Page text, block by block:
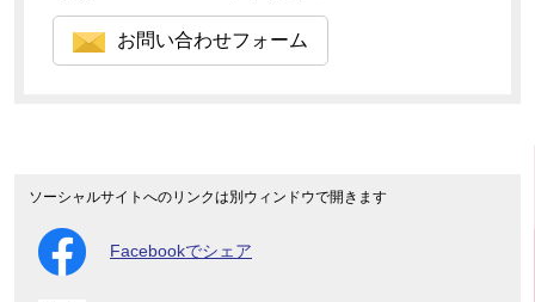
お問い合わせフォーム
ソーシャルサイトへのリンクは別ウィンドウで開きます
Facebookでシェア